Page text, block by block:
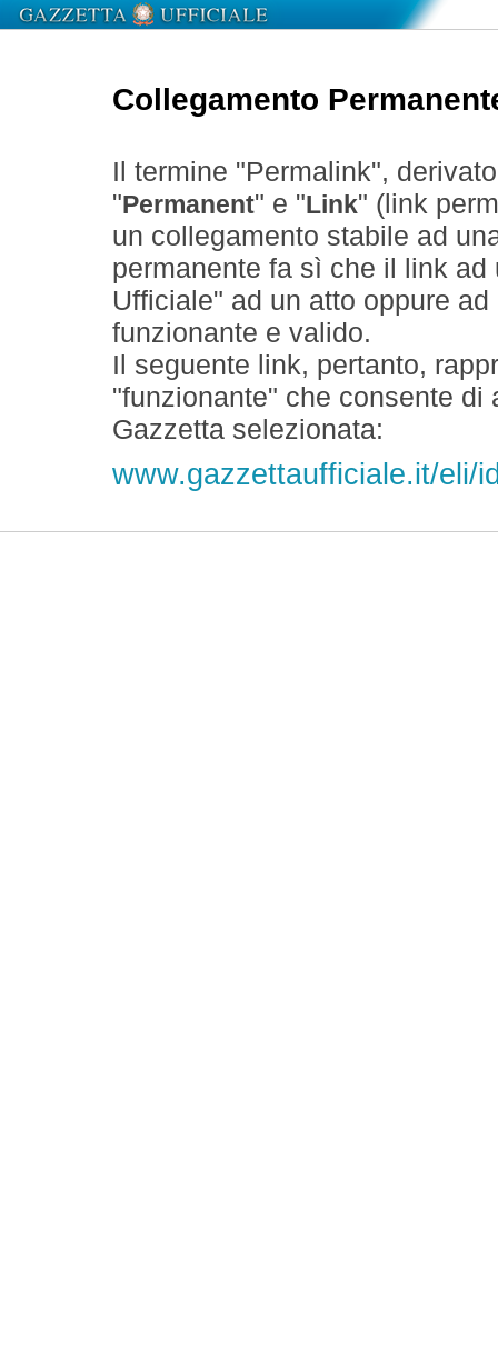
Collegamento
Il termine "Permalink",
" Permanent" e " Link" (link
un collegamento stabile ad
permanente fa sì che il link
Ufficiale" ad un atto oppure
funzionante e valido.
Il seguente link, pertanto,
"funzionante" che consente
Gazzetta selezionata:
www.gazzettaufficiale.it/eli/